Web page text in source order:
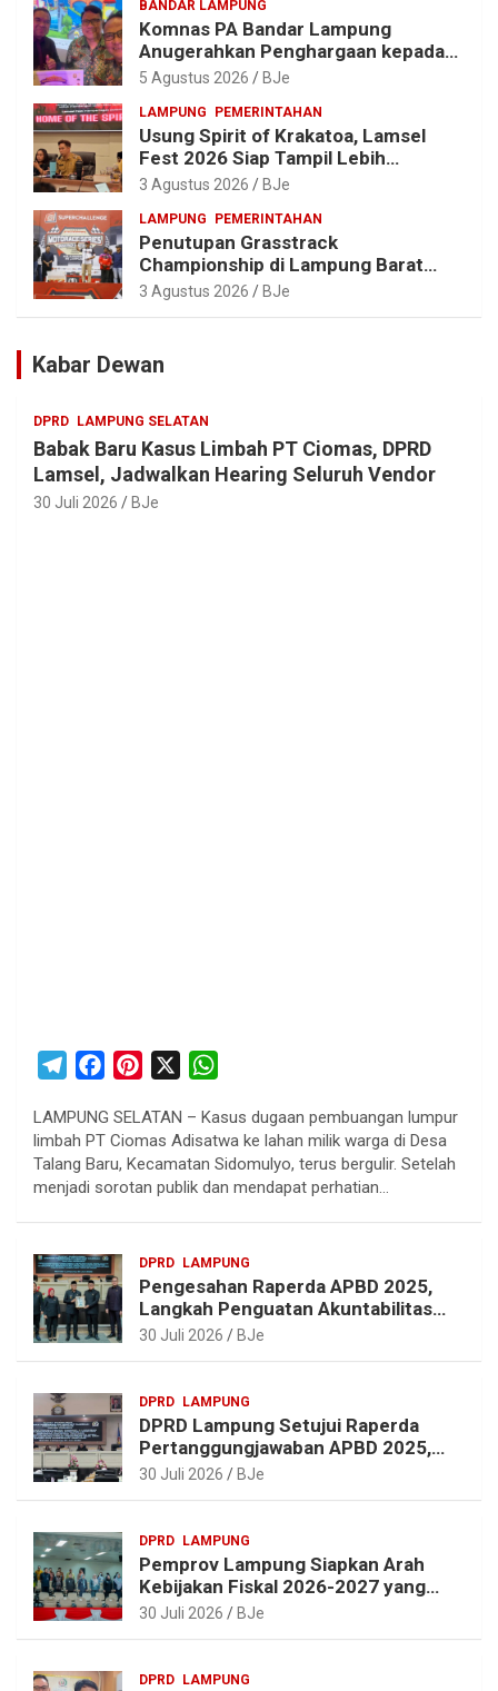
BANDAR LAMPUNG
Komnas PA Bandar Lampung
Anugerahkan Penghargaan kepada
Kombes Pol. Alfret Jacob Tilukay
5 Agustus 2026 BJe
LAMPUNG PEMERINTAHAN
Usung Spirit of Krakatoa, Lamsel
Fest 2026 Siap Tampil Lebih
Spektakuler dengan Empat Event
3 Agustus 2026 BJe
LAMPUNG PEMERINTAHAN
Penutupan Grasstrack
Championship di Lampung Barat
Meriah, Dihadiri Ribuan Penonton; Ini
3 Agustus 2026 BJe
Kabar Dewan
DPRD LAMPUNG SELATAN
Babak Baru Kasus Limbah PT Ciomas, DPRD
Lamsel, Jadwalkan Hearing Seluruh Vendor
30 Juli 2026 BJe
l
e
g
m
c
e
b
k
n
t
e
s
t
a
t
s
p
LAMPUNG SELATAN – Kasus dugaan pembuangan lumpur
limbah PT Ciomas Adisatwa ke lahan milik warga di Desa
Talang Baru, Kecamatan Sidomulyo, terus bergulir. Setelah
menjadi sorotan publik dan mendapat perhatian…
DPRD LAMPUNG
Pengesahan Raperda APBD 2025,
Langkah Penguatan Akuntabilitas
dan Pembangunan Lampung
30 Juli 2026 BJe
DPRD LAMPUNG
DPRD Lampung Setujui Raperda
Pertanggungjawaban APBD 2025,
Beri Sejumlah Rekomendasi
30 Juli 2026 BJe
DPRD LAMPUNG
Pemprov Lampung Siapkan Arah
Kebijakan Fiskal 2026-2027 yang
Realistis dan Berkelanjutan
30 Juli 2026 BJe
DPRD LAMPUNG